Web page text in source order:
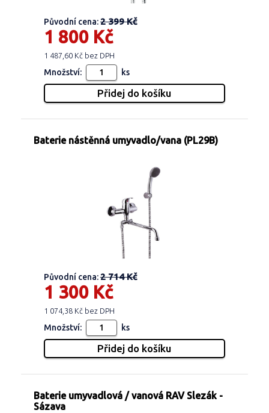
Původní cena:2 399 Kč
1 800 Kč
1 487,60 Kč bez DPH
Množství: ks
Baterie nástěnná umyvadlo/vana (PL29B)
Původní cena:2 714 Kč
1 300 Kč
1 074,38 Kč bez DPH
Množství: ks
Baterie umyvadlová / vanová RAV Slezák -
Sázava